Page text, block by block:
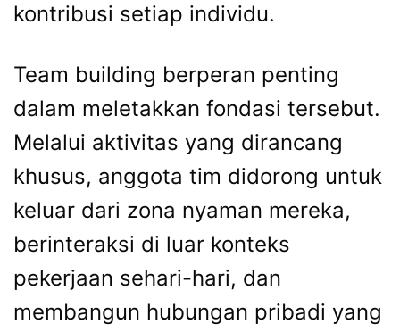
kontribusi setiap individu.
Team building berperan penting
dalam meletakkan fondasi tersebut.
Melalui aktivitas yang dirancang
khusus, anggota tim didorong untuk
keluar dari zona nyaman mereka,
berinteraksi di luar konteks
pekerjaan sehari-hari, dan
membangun hubungan pribadi yang